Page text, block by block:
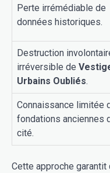
Perte irrémédiable de
données historiques.
Destruction
irréversible de
Urbains Oubliés.
Connaissance limitée
fondations anciennes
cité.
Cette approche